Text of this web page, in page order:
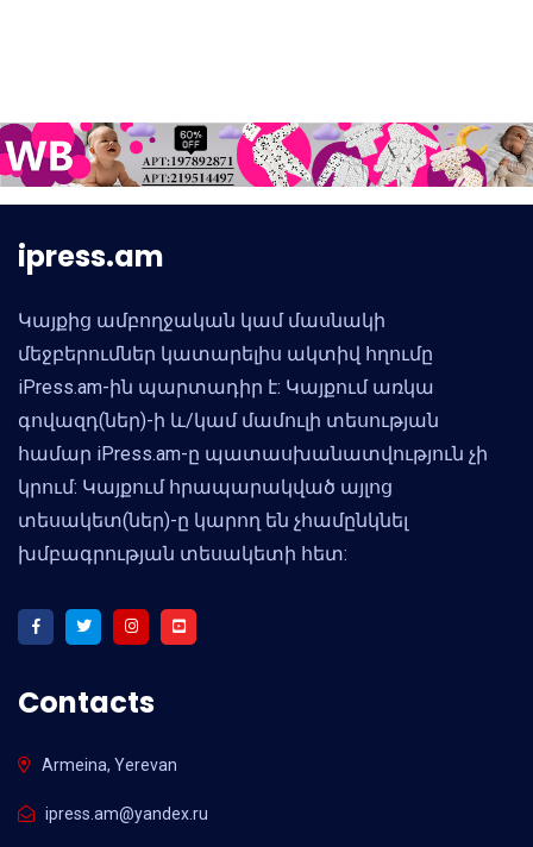
ipress.am
Կայքից ամբողջական կամ մասնակի
մեջբերումներ կատարելիս ակտիվ հղումը
iPress.am-ին պարտադիր է: Կայքում առկա
գովազդ(ներ)-ի և/կամ մամուլի տեսության
համար iPress.am-ը պատասխանատվություն չի
կրում: Կայքում հրապարակված այլոց
տեսակետ(ներ)-ը կարող են չհամընկնել
խմբագրության տեսակետի հետ:
Contacts
Armeina, Yerevan
ipress.am@yandex.ru